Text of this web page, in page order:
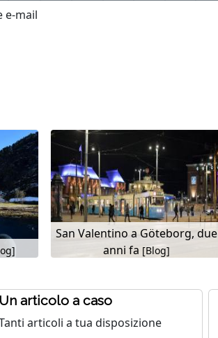
e-mail
San Valentino a Göteborg, due
anni fa [Blog]
Un articolo a caso
articoli a tua disposizione